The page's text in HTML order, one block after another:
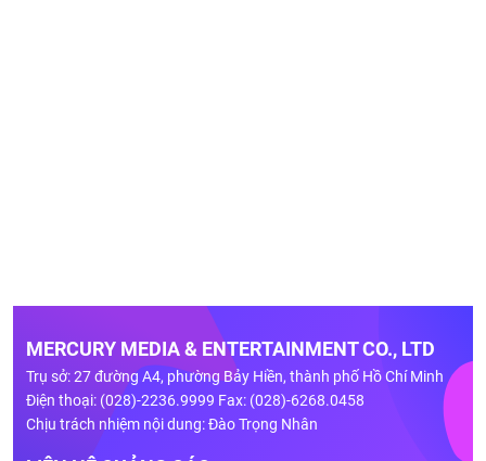
MERCURY MEDIA & ENTERTAINMENT CO., LTD
Trụ sở: 27 đường A4, phường Bảy Hiền, thành phố Hồ Chí Minh
Điện thoại: (028)-2236.9999 Fax: (028)-6268.0458
Chịu trách nhiệm nội dung: Đào Trọng Nhân